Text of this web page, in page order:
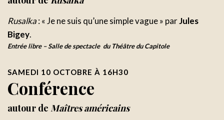
Rusalka: « Je ne suis qu’une simple vague » parJules
Bigey.
Entrée libre –Salle de spectacle du Théâtre du Capitole
SAMEDI 10 OCTOBRE À 16H30
Conférence
autour de Maîtres américains